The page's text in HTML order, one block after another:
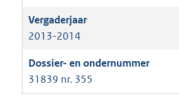
2013-2014
31839 nr. 355